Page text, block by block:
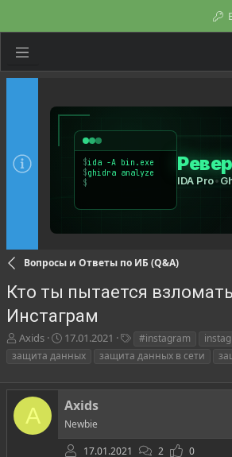
Вопросы и Ответы по ИБ (Q&A)
Кто ты пытается
Инстаграм
А
в
о
р
м
Axids
Д
а
а
н
а
ч
а
л
17.01.2021
е
и
#instagram
защита данных
защита данных в сети
A Axids
Newbie
17.01.2021
2
0